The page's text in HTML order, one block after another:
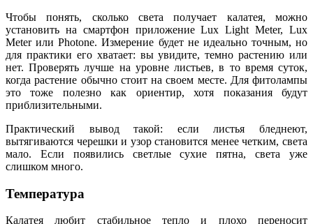
Чтобы понять, сколько света получает калатея, можно
установить на смартфон приложение Lux Light Meter, Lux
Meter или Photone. Измерение будет не идеально точным, но
для практики его хватает: вы увидите, темно растению или
нет. Проверять лучше на уровне листьев, в то время суток,
когда растение обычно стоит на своем месте. Для фитолампы
это тоже полезно как ориентир, хотя показания будут
приблизительными.
Практический вывод такой: если листья бледнеют,
вытягиваются черешки и узор становится менее четким, света
мало. Если появились светлые сухие пятна, света уже
слишком много.
Температура
Калатея любит стабильное тепло и плохо переносит